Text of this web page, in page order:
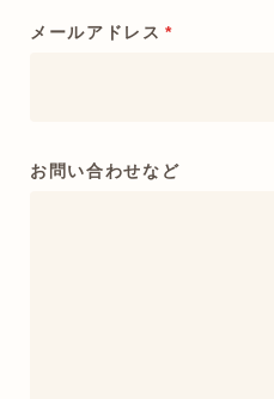
メールアドレス *
お問い合わせなど